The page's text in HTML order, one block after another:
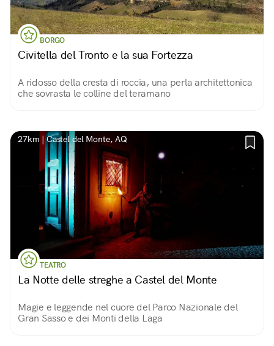
BORGO
Civitella del Tronto e la sua Fortezza
A ridosso della cresta di roccia, una perla architettonica
che sovrasta le colline del teramano
27km | Castel del Monte, AQ
TEATRO
La Notte delle streghe a Castel del Monte
Magie e leggende nel cuore del Parco Nazionale del
Gran Sasso e dei Monti della Laga